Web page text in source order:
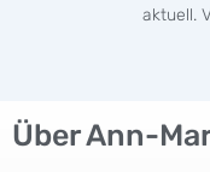
aktuell.
Über Ann-